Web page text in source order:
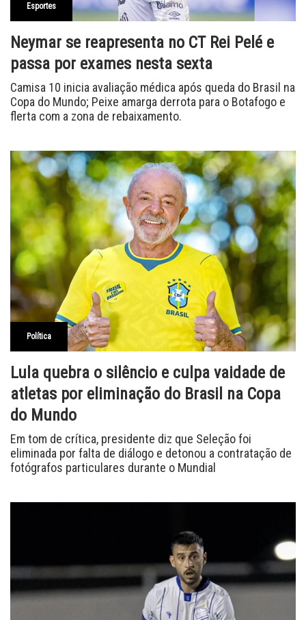
Esportes
Neymar se reapresenta no CT Rei Pelé e
passa por exames nesta sexta
Camisa 10 inicia avaliação médica após queda do Brasil na
Copa do Mundo; Peixe amarga derrota para o Botafogo e
flerta com a zona de rebaixamento.
Política
Lula quebra o silêncio e culpa vaidade de
atletas por eliminação do Brasil na Copa
do Mundo
Em tom de crítica, presidente diz que Seleção foi
eliminada por falta de diálogo e detonou a contratação de
fotógrafos particulares durante o Mundial